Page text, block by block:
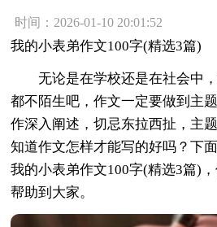
时间：2026-01-10 20:01:52
我的小表弟作文100字(精选3篇)
无论是在学校还是在社会中，
都不陌生吧，作文一定要做到主
作深入阐述，切忌东拉西扯，主
知道作文怎样才能写的好吗？下
我的小表弟作文100字(精选3篇)
帮助到大家。